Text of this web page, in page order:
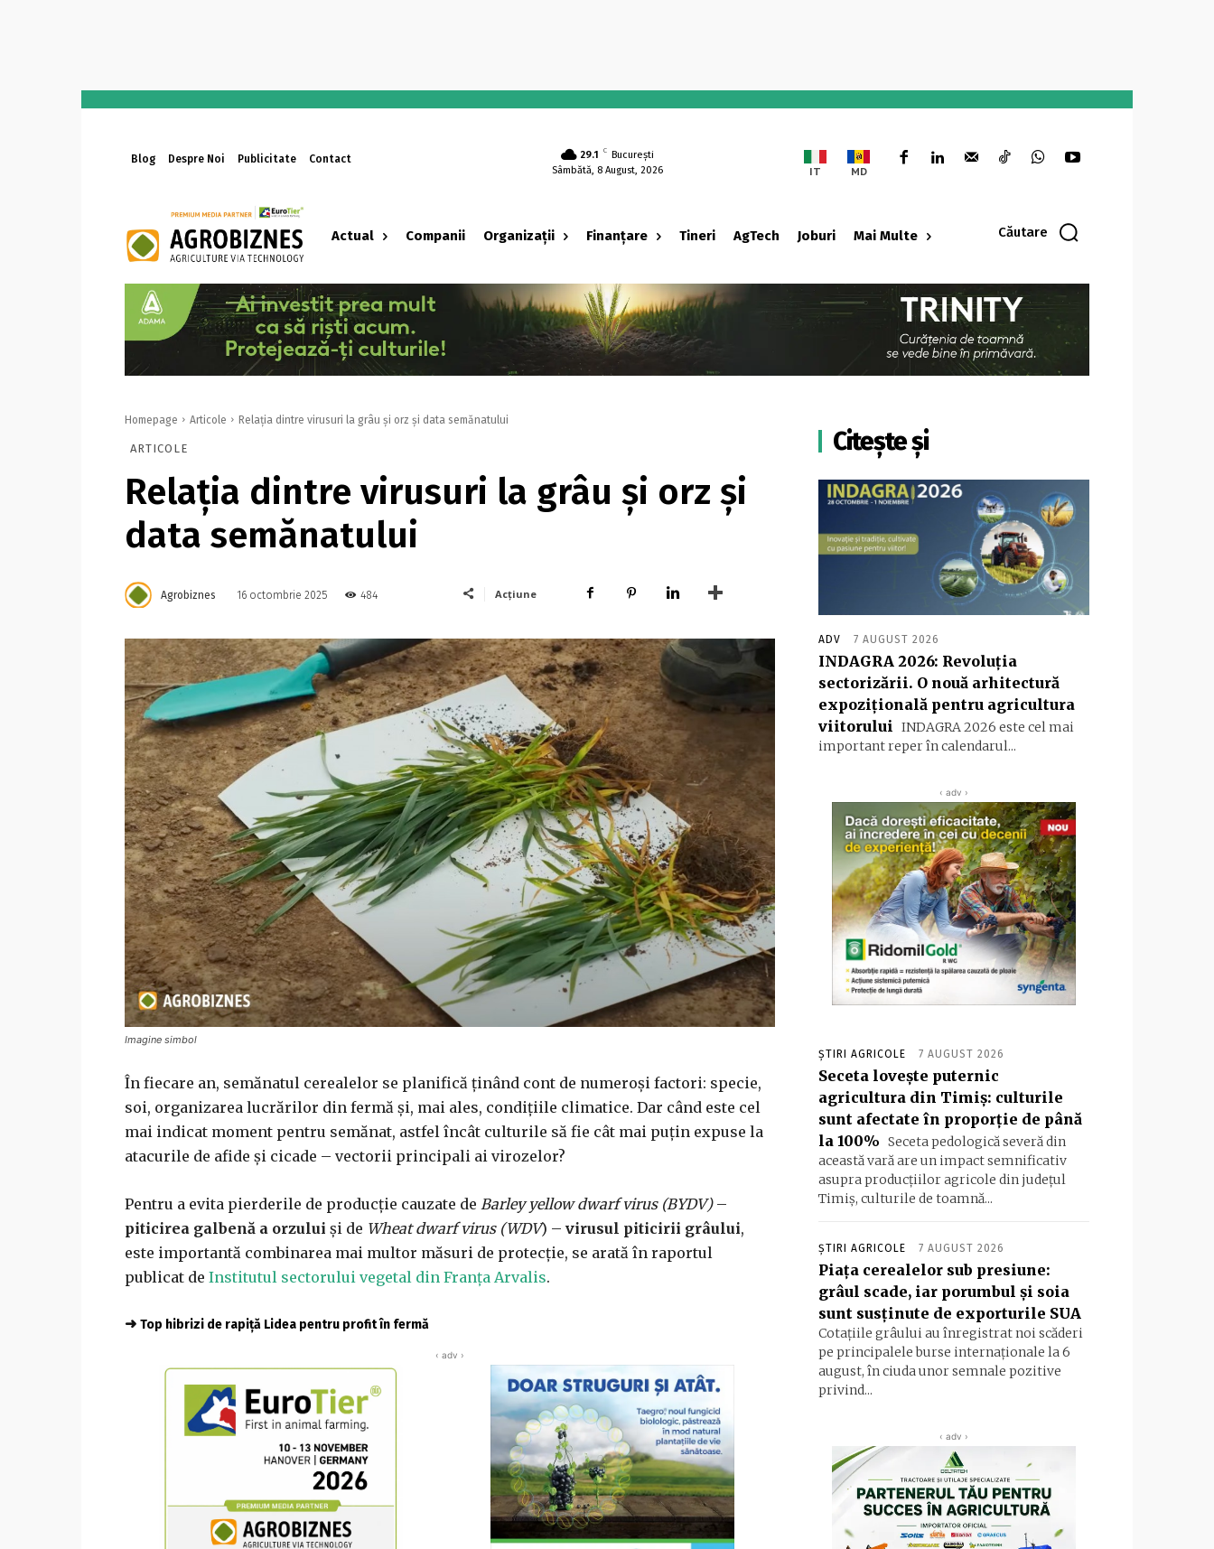
Blog Despre Noi Publicitate Contact 29.1 C București
Sâmbătă, 8 August, 2026
IT MD
Actual Companii Organizații Finanțare Tineri AgTech Joburi Mai Multe Căutare
-
Homepage Articole Relația dintre virusuri la grâu și orz și data semănatului
ARTICOLE
Relația dintre virusuri la grâu și orz și
data semănatului
Agrobiznes 16 octombrie 2025 484 Acțiune
Imagine simbol
În fiecare an, semănatul cerealelor se planifică ținând cont de numeroși factori: specie,
soi, organizarea lucrărilor din fermă și, mai ales, condițiile climatice. Dar când este cel
mai indicat moment pentru semănat, astfel încât culturile să fie cât mai puțin expuse la
atacurile de afide și cicade – vectorii principali ai virozelor?
Pentru a evita pierderile de producție cauzate de Barley yellow dwarf virus (BYDV)–
piticirea galbenă a orzului și de Wheat dwarf virus (WDV) – virusul piticirii grâului,
este importantă combinarea mai multor măsuri de protecție, se arată în raportul
publicat de Institutul sectorului vegetal din Franța Arvalis.
➜ Top hibrizi de rapiță Lidea pentru profit în fermă
‹ adv ›
Citește și
ADV 7 AUGUST 2026
INDAGRA 2026: Revoluția
sectorizării. O nouă arhitectură
expozițională pentru agricultura
viitorului
INDAGRA 2026 este cel mai
important reper în calendarul...
‹ adv ›
ȘTIRI AGRICOLE 7 AUGUST 2026
Seceta lovește puternic
agricultura din Timiș: culturile
sunt afectate în proporție de până
la 100% Seceta pedologică severă din
această vară are un impact semnificativ
asupra producțiilor agricole din județul
Timiș, culturile de toamnă...
ȘTIRI AGRICOLE 7 AUGUST 2026
Piața cerealelor sub presiune:
grâul scade, iar porumbul și soia
sunt susținute de exporturile SUA
Cotațiile grâului au înregistrat noi scăderi
pe principalele burse internaționale la 6
august, în ciuda unor semnale pozitive
privind...
‹ adv ›